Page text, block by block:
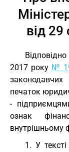
від
2017 року №
печаток
-
ознак
внутрішньому
1. У